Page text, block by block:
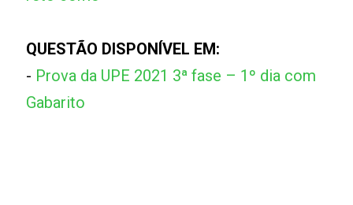
QUESTÃO DISPONÍVEL EM:
- Prova da UPE 2021 3ª fase – 1º dia com
Gabarito